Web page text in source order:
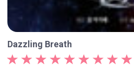
Dazzling Breath